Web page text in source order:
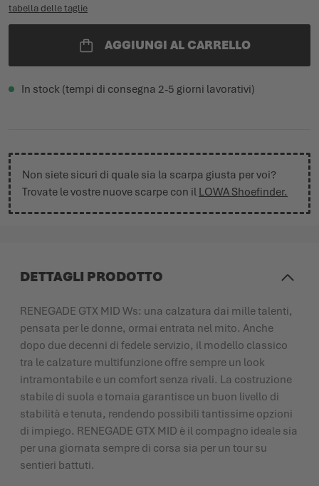
tabella delle taglie
AGGIUNGI AL CARRELLO
In stock (tempi di consegna 2-5 giorni lavorativi)
Non siete sicuri di quale sia la scarpa giusta per voi?
Trovate le vostre nuove scarpe con il LOWA Shoefinder.
DETTAGLI PRODOTTO
RENEGADE GTX MID Ws: una calzatura dai mille talenti,
pensata per le donne, ormai entrata nel mito. Anche
dopo due decenni di fedele servizio, il modello classico
tra le calzature multifunzione offre sempre un look
intramontabile e un comfort senza rivali. La costruzione
stabile di suola e tomaia garantisce un buon livello di
stabilità e tenuta, rendendo possibili tantissime opzioni
di impiego. RENEGADE GTX MID è il compagno ideale sia
per una giornata sempre di corsa sia per un tour su
sentieri battuti.